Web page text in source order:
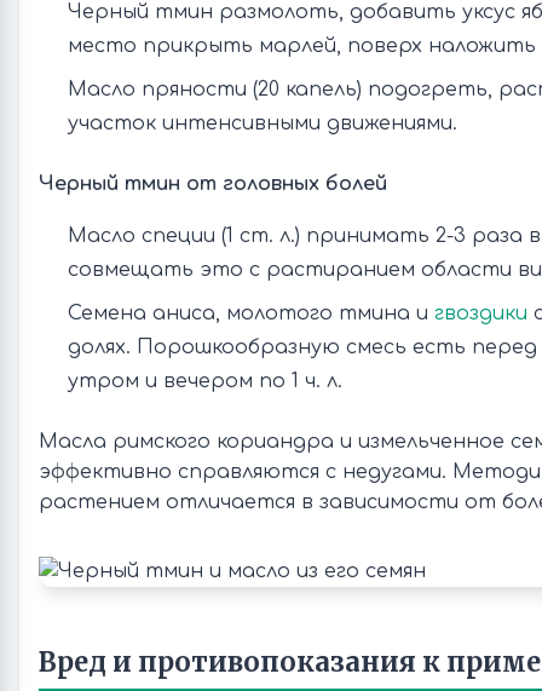
Черный тмин размолоть, добавить уксус
место прикрыть марлей, поверх наложить
Масло пряности (20 капель) подогреть,
участок интенсивными движениями.
Черный тмин от головных болей
Масло специи (1 ст. л.) принимать 2-3 раза
совмещать это с растиранием области
Семена аниса, молотого тмина и гвоздики
долях. Порошкообразную смесь есть
утром и вечером по 1 ч. л.
Масла римского кориандра и измельченное
эффективно справляются с недугами.
растением отличается в зависимости от
Вред и противопоказания к